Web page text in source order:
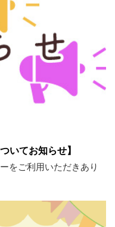
いてお知らせ】
をご利用いただきあり